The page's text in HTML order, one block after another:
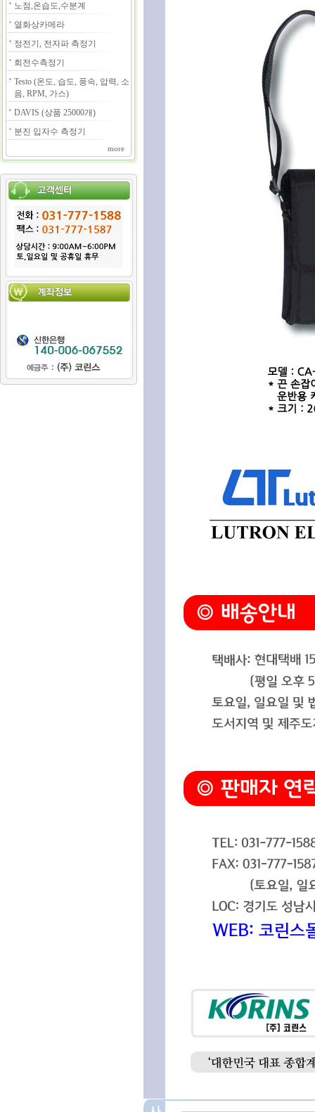
노점,온습도,수분계
열화상카메라
정전기, 전자파 측정기
회전수측정기
Testo (온도, 습도, 풍속, 압력, 소
음, RPM, 가스)
DAVIS (상품 25000개)
분진 입자수 측정기
more